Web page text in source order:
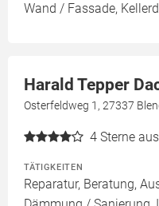
Wand / Fassade,
Harald Tepper
Osterfeldweg 1, 27337
4 Sterne
TÄTIGKEITEN
Reparatur, Beratung,